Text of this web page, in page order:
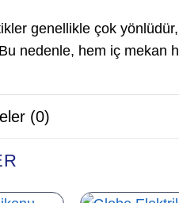
genellikle çok
Bu nedenle, hem iç mekan
(0)